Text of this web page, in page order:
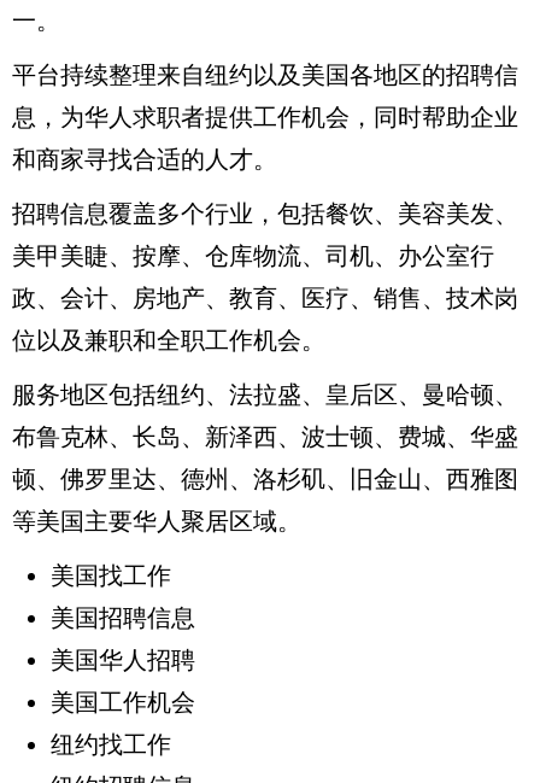
一。
平台持续整理来自纽约以及美国各地区的招聘信
息，为华人求职者提供工作机会，同时帮助企业
和商家寻找合适的人才。
招聘信息覆盖多个行业，包括餐饮、美容美发、
美甲美睫、按摩、仓库物流、司机、办公室行
政、会计、房地产、教育、医疗、销售、技术岗
位以及兼职和全职工作机会。
服务地区包括纽约、法拉盛、皇后区、曼哈顿、
布鲁克林、长岛、新泽西、波士顿、费城、华盛
顿、佛罗里达、德州、洛杉矶、旧金山、西雅图
等美国主要华人聚居区域。
美国找工作
美国招聘信息
美国华人招聘
美国工作机会
纽约找工作